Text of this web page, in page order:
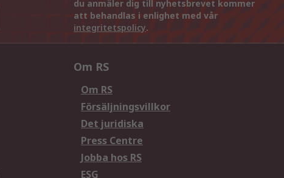
du anmäler dig till nyhetsbrevet kommer
att behandlas i enlighet med vår
integritetspolicy.
Om RS
Om RS
Försäljningsvillkor
Det juridiska
Press Centre
Jobba hos RS
ESG